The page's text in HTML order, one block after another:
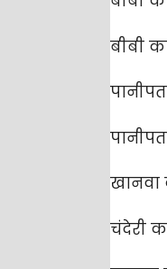
बीबी
खानवा
चंदेरी